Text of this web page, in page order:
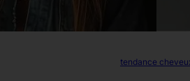
tendance